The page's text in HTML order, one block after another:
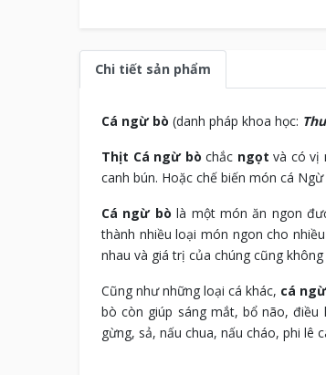
Chi tiết sản phẩm
Cá ngừ bò (danh pháp khoa học:
Thịt Cá ngừ bò chắc ngọtvà có vị
canh bún. Hoặc chế biến món cá
Cá ngừ bò là một món ăn ngon
thành nhiều loại món ngon cho
nhau và giá trị của chúng cũng không
Cũng như những loại cá khác, cá
bò còn giúp sáng mắt, bổ não,
gừng, sả, nấu chua, nấu cháo, phi lê